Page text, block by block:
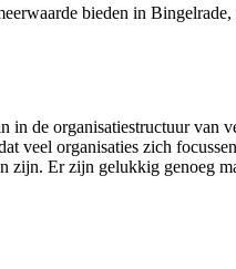
bieden in
de organisatiestructuur
veel organisaties zich
zijn. Er zijn gelukkig genoeg